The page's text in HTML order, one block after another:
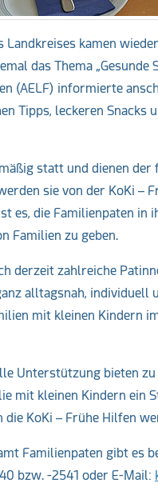
Landkreises kamen
das Thema
(AELF) informierte
Tipps, leckeren Snacks
statt und dienen
sie von der KoKi –
es, die Familienpaten
Familien zu geben.
derzeit zahlreiche
alltagsnah,
mit kleinen Kindern
Unterstützung bieten
mit kleinen Kindern ein
die KoKi – Frühe Hilfen
Familienpaten gibt es
bzw. -2541 oder E-Mail: